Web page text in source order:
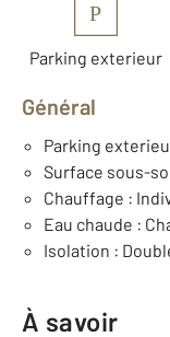
P
Parking exterieur
Général
Parking
Surface sous-
Chauffage :
Eau chaude :
Isolation :
À savoir